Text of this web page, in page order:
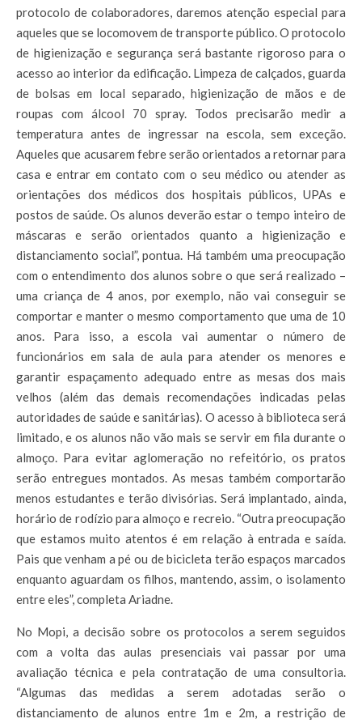
protocolo de colaboradores, daremos atenção especial para
aqueles que se locomovem de transporte público. O protocolo
de higienização e segurança será bastante rigoroso para o
acesso ao interior da edificação. Limpeza de calçados, guarda
de bolsas em local separado, higienização de mãos e de
roupas com álcool 70 spray. Todos precisarão medir a
temperatura antes de ingressar na escola, sem exceção.
Aqueles que acusarem febre serão orientados a retornar para
casa e entrar em contato com o seu médico ou atender as
orientações dos médicos dos hospitais públicos, UPAs e
postos de saúde. Os alunos deverão estar o tempo inteiro de
máscaras e serão orientados quanto a higienização e
distanciamento social”, pontua. Há também uma preocupação
com o entendimento dos alunos sobre o que será realizado –
uma criança de 4 anos, por exemplo, não vai conseguir se
comportar e manter o mesmo comportamento que uma de 10
anos. Para isso, a escola vai aumentar o número de
funcionários em sala de aula para atender os menores e
garantir espaçamento adequado entre as mesas dos mais
velhos (além das demais recomendações indicadas pelas
autoridades de saúde e sanitárias). O acesso à biblioteca será
limitado, e os alunos não vão mais se servir em fila durante o
almoço. Para evitar aglomeração no refeitório, os pratos
serão entregues montados. As mesas também comportarão
menos estudantes e terão divisórias. Será implantado, ainda,
horário de rodízio para almoço e recreio. “Outra preocupação
que estamos muito atentos é em relação à entrada e saída.
Pais que venham a pé ou de bicicleta terão espaços marcados
enquanto aguardam os filhos, mantendo, assim, o isolamento
entre eles”, completa Ariadne.
No Mopi, a decisão sobre os protocolos a serem seguidos
com a volta das aulas presenciais vai passar por uma
avaliação técnica e pela contratação de uma consultoria.
“Algumas das medidas a serem adotadas serão o
distanciamento de alunos entre 1m e 2m, a restrição de